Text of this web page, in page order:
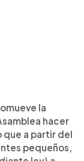
la
hacer
que a partir del
pequeños,